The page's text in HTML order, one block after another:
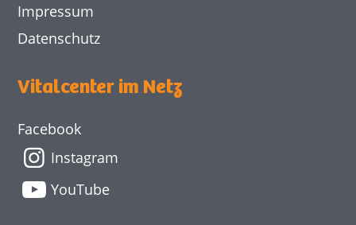
Impressum
Datenschutz
Vitalcenter im Netz
Facebook
Instagram
YouTube